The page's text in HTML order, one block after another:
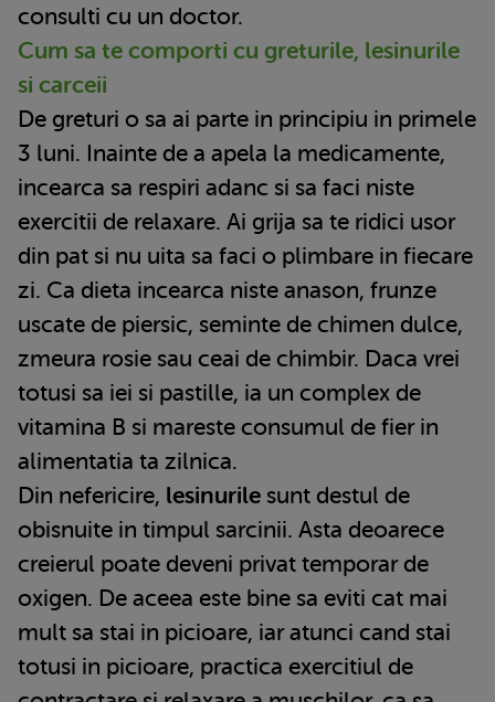
consulti cu un doctor.
Cum sa te comporti cu greturile, lesinurile
si carceii
De greturi o sa ai parte in principiu in primele
3 luni. Inainte de a apela la medicamente,
incearca sa respiri adanc si sa faci niste
exercitii de relaxare. Ai grija sa te ridici usor
din pat si nu uita sa faci o plimbare in fiecare
zi. Ca dieta incearca niste anason, frunze
uscate de piersic, seminte de chimen dulce,
zmeura rosie sau ceai de chimbir. Daca vrei
totusi sa iei si pastille, ia un complex de
vitamina B si mareste consumul de fier in
alimentatia ta zilnica.
Din nefericire, lesinurile sunt destul de
obisnuite in timpul sarcinii. Asta deoarece
creierul poate deveni privat temporar de
oxigen. De aceea este bine sa eviti cat mai
mult sa stai in picioare, iar atunci cand stai
totusi in picioare, practica exercitiul de